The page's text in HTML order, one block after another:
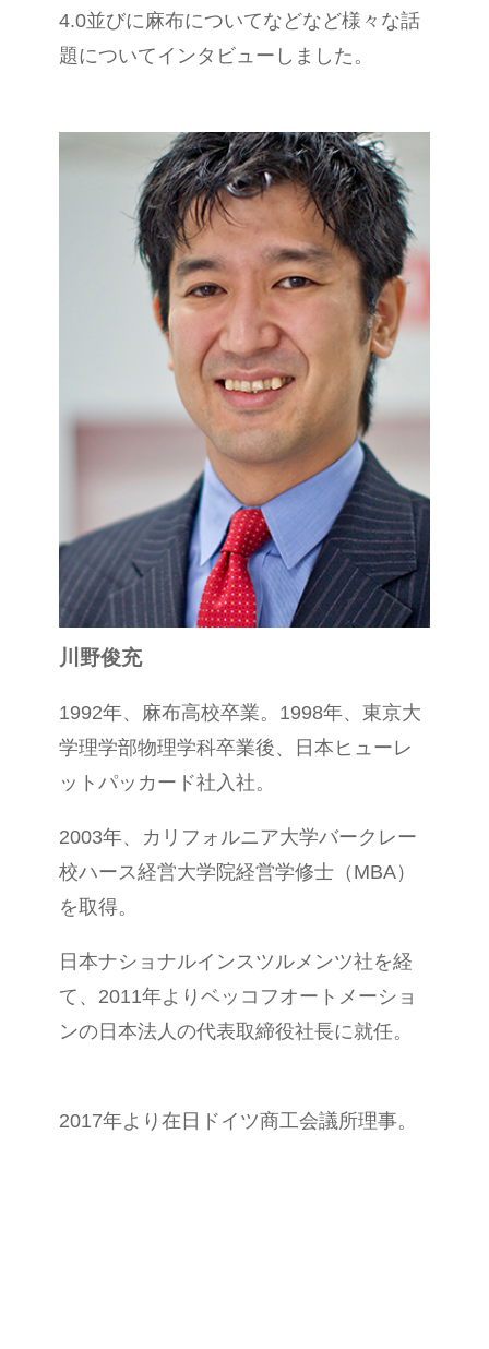
4.0並びに麻布についてなどなど様々な話
題についてインタビューしました。
川野俊充
1992年、麻布高校卒業。 1998年、東京大
学理学部物理学科卒業後、日本ヒューレ
ットパッカード社入社。
2003年、カリフォルニア大学バークレー
校ハース経営大学院経営学修士（ MBA）
を取得。
日本ナショナルインスツルメンツ社を経
て、 2011年よりベッコフオートメーショ
ンの日本法人の代表取締役社長に就任。
2017年より在日ドイツ商工会議所理事。